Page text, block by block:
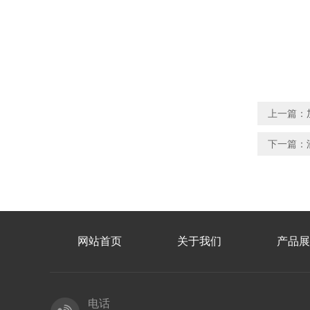
上一篇：
下一篇：
网站首页 关于我们 产品
电话